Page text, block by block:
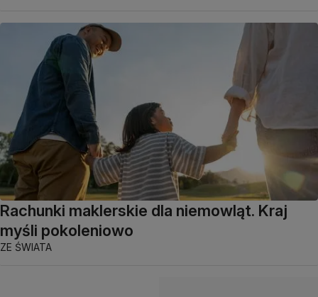
Rachunki maklerskie dla niemowląt. Kraj
myśli pokoleniowo
ZE ŚWIATA